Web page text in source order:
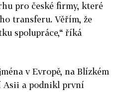
pro české firmy, které
transferu. Věřím, že
spolupráce,“ říká
v Evropě, na Blízkém
Asii a podnikl první